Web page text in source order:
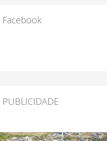
Facebook
PUBLICIDADE